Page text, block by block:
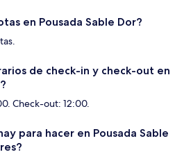
en Pousada Sable Dor?
de check-in y check-out en
Check-out: 12:00.
para hacer en Pousada Sable